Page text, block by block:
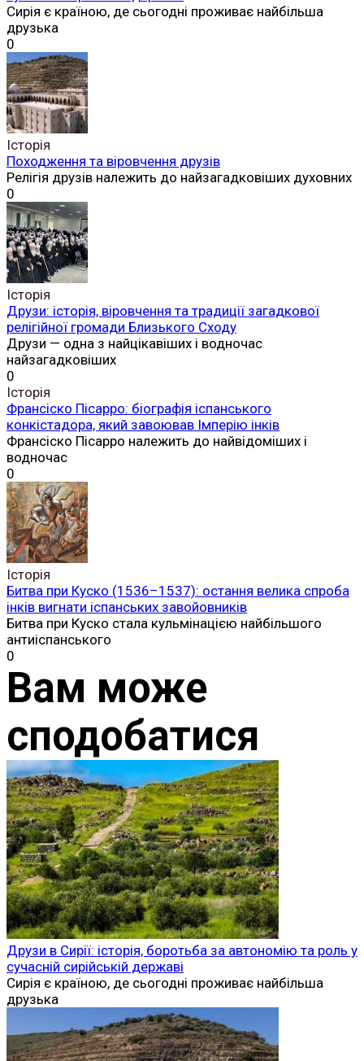
Сирія є країною, де сьогодні проживає найбільша
друзька
0
Історія
Походження та віровчення друзів
Релігія друзів належить до найзагадковіших духовних
0
Історія
Друзи: історія, віровчення та традиції загадкової
релігійної громади Близького Сходу
Друзи — одна з найцікавіших і водночас
найзагадковіших
0
Історія
Франсіско Пісарро: біографія іспанського
конкістадора, який завоював Імперію інків
Франсіско Пісарро належить до найвідоміших і
водночас
0
Історія
Битва при Куско (1536–1537): остання велика спроба
інків вигнати іспанських завойовників
Битва при Куско стала кульмінацією найбільшого
антиіспанського
0
Вам може
сподобатися
Друзи в Сирії: історія, боротьба за автономію та роль у
сучасній сирійській державі
Сирія є країною, де сьогодні проживає найбільша
друзька